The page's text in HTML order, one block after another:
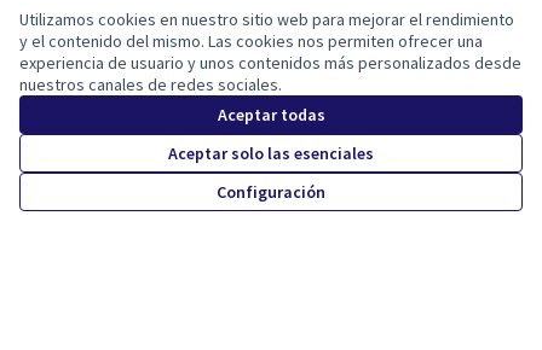
Utilizamos cookies en nuestro sitio web para mejorar el rendimiento
y el contenido del mismo. Las cookies nos permiten ofrecer una
experiencia de usuario y unos contenidos más personalizados desde
nuestros canales de redes sociales.
Aceptar todas
Aceptar solo las esenciales
Configuración
Términos y condiciones de uso
Configuración de cookies
Tona participa en X
(Enlace externo)
Tona participa en Facebook
Tona participa en Instagram
Castellano